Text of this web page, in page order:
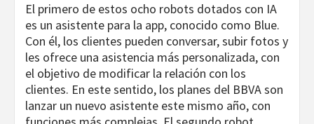
El primero de estos ocho robots dotados con IA
es un asistente para la app, conocido como Blue.
Con él, los clientes pueden conversar, subir fotos y
les ofrece una asistencia más personalizada, con
el objetivo de modificar la relación con los
clientes. En este sentido, los planes del BBVA son
lanzar un nuevo asistente este mismo año, con